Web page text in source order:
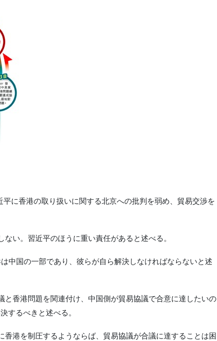
に香港の取り扱いに関する北京への批判を弱め、貿易交渉を
い。習近平のほうに重い責任があると述べる。
中国の一部であり、彼らが自ら解決しなければならないと述
と香港問題を関連付け、中国側が貿易協議で合意に達したいの
するべきと述べる。
香港を制圧するようならば、貿易協議が合議に達することは困